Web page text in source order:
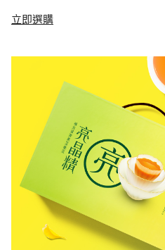
立即選購